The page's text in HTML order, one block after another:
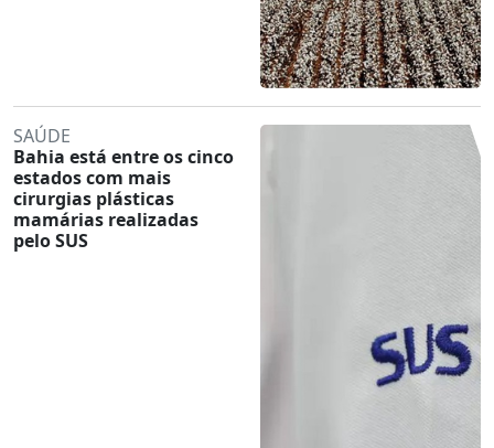
SAÚDE
Bahia está entre os cinco
estados com mais
cirurgias plásticas
mamárias realizadas
pelo SUS